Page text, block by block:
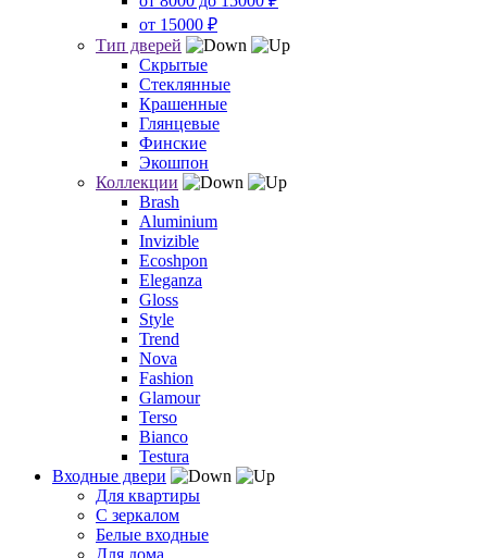
от 15000 ₽
Тип дверей
Скрытые
Стеклянные
Крашенные
Глянцевые
Финские
Экошпон
Коллекции
Brash
Aluminium
Invizible
Ecoshpon
Eleganza
Gloss
Style
Trend
Nova
Fashion
Glamour
Terso
Bianco
Testura
Входные двери
Для квартиры
С зеркалом
Белые входные
Для дома